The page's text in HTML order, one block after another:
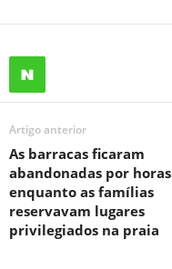
Artigo anterior
As barracas ficaram
abandonadas por horas
enquanto as famílias
reservavam lugares
privilegiados na praia